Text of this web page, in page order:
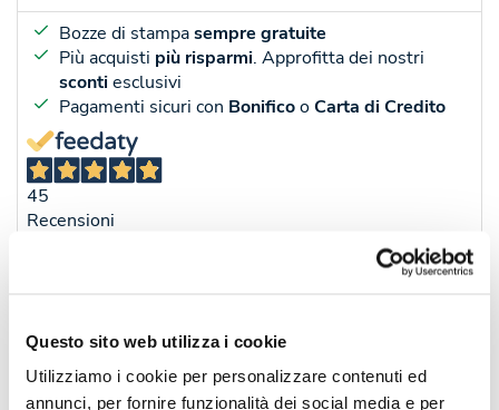
Questo sito web utilizza i cookie
Utilizziamo i cookie per personalizzare contenuti ed
annunci, per fornire funzionalità dei social media e per
Bozze di stampasempre gratuite
Più acquisti più risparmi. Approfitta dei nostri
scontiesclusivi
Pagamenti sicuri con BonificooCarta di Credito
45
Recensioni
Pezzi 100 -
Pezzi 300 -8% € 3,19